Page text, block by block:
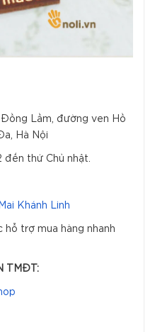
Lầm, đường ven Hồ
Hà Nội
đến thứ Chủ nhật.
Mai Khánh Linh
hỗ trợ mua hàng nhanh
TMĐT: